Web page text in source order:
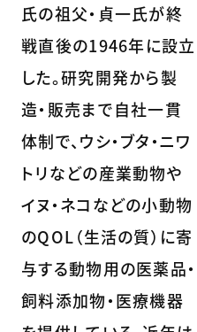
氏の祖父・貞一氏が終
戦直後の1946年に設立
した。研究開発から製
造・販売まで自社一貫
体制で、ウシ・ブタ・ニワ
トリなどの産業動物や
イヌ・ネコなどの小動物
のQOL（生活の質）に寄
与する動物用の医薬品・
飼料添加物・医療機器